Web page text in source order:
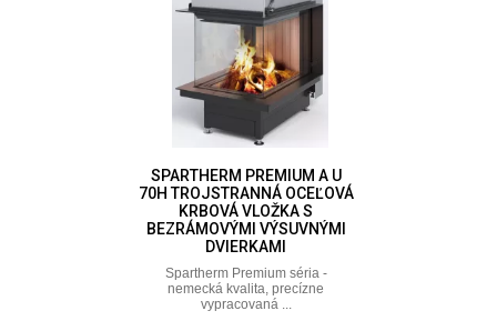
SPARTHERM PREMIUM A U
70H TROJSTRANNÁ OCEĽOVÁ
KRBOVÁ VLOŽKA S
BEZRÁMOVÝMI VÝSUVNÝMI
DVIERKAMI
Spartherm Premium séria -
nemecká kvalita, precízne
vypracovaná ...